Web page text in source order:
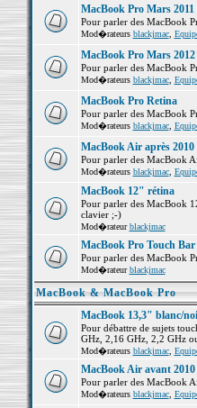
MacBook Pro Mars
Pour parler des MacBook
Mod�rateurs blackjmac,
MacBook Pro Mars
Pour parler des MacBook
Mod�rateurs blackjmac,
MacBook Pro Retina
Pour parler des MacBook
Mod�rateurs blackjmac,
MacBook Air après 2010
Pour parler des MacBook
Mod�rateurs blackjmac,
MacBook 12" rétina
Pour parler des MacBook
clavier ;-)
Mod�rateurblackjmac
MacBook Pro Touch Bar
Pour parler des MacBook
Mod�rateurblackjmac
MacBook & MacBook Pro
MacBook 13,3" blanc/
Pour débattre de sujets
GHz, 2,16 GHz, 2,2 GHz
Mod�rateurs blackjmac,
MacBook Air avant 2010
Pour parler des MacBook
Mod�rateurs blackjmac,